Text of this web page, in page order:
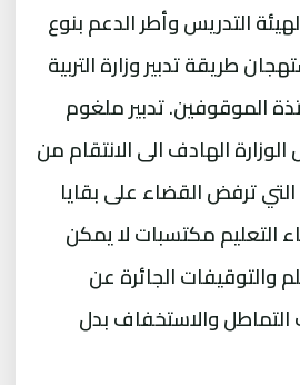
التدريس وأطر الدعم بنوع
طريقة تدبير وزارة التربية
الموقوفين. تدبير ملغوم
الهادف الى الانتقام من
ترفض القضاء على بقايا
التعليم مكتسبات لا يمكن
والتوقيفات الجائرة عن
والاستخفاف بدل